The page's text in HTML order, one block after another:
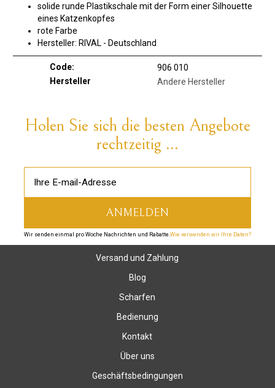
solide runde Plastikschale mit der Form einer Silhouette
eines Katzenkopfes
rote Farbe
Hersteller: RIVAL - Deutschland
Code:
906 010
Hersteller
Andere Hersteller
Holen Sie sich die besten Angebote
rechtzeitig ...
Wir senden einmal pro Woche Nachrichten und Rabatte.Wie verwenden wir Ihre Daten?
Versand und Zahlung
Blog
Scharfen
Bedienung
Kontakt
Über uns
Geschäftsbedingungen